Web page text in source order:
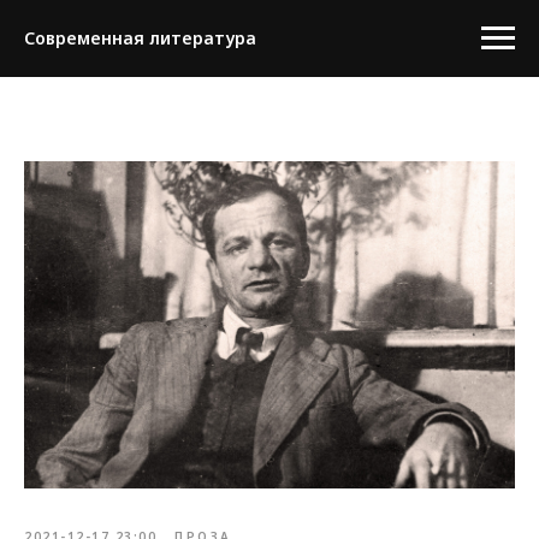
Современная литература